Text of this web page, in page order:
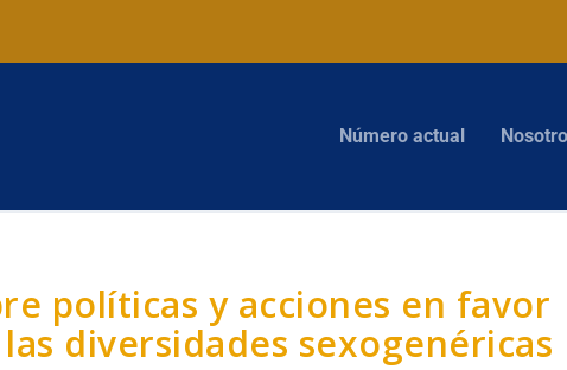
Número actual
políticas y acciones en favor
diversidades sexogenéricas